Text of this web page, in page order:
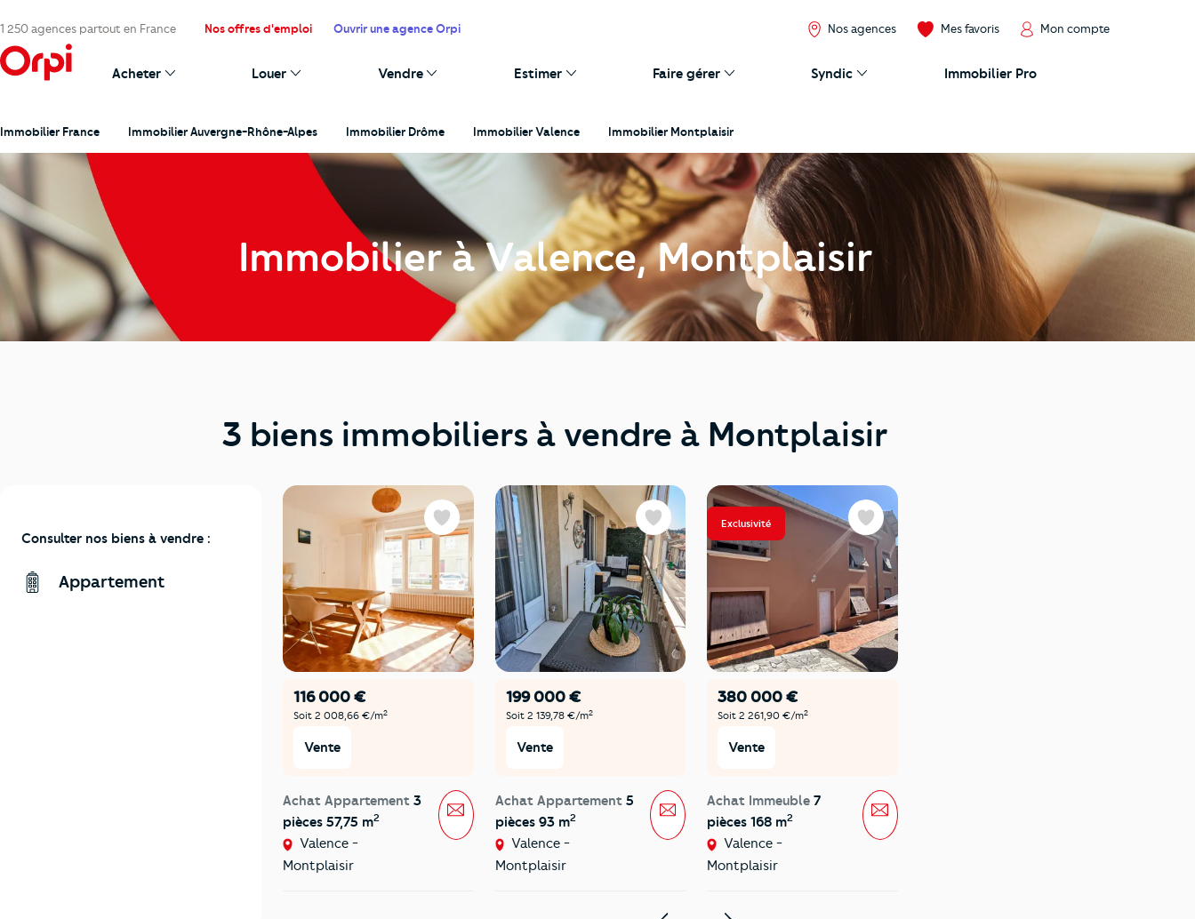
1 250 agences partout en France Nos offres d'emploi Ouvrir une agence Orpi Nos agences Mes favoris Mon compte
Acheter Louer Vendre Estimer Faire gérer Syndic Immobilier Pro
Immobilier France Immobilier Auvergne-Rhône-Alpes Immobilier Drôme Immobilier Valence Immobilier Montplaisir
Immobilier à Valence, Montplaisir
3 biens immobiliers à vendre à Montplaisir
Consulter nos biens à vendre :
Appartement
116 000 €
Soit 2 008,66 €/m2
Vente
Achat Appartement 3
pièces 57,75 m2
Valence -
Montplaisir
Favoris
Message
199 000 €
Soit 2 139,78 €/m2
Vente
Achat Appartement 5
pièces 93 m2
Valence -
Montplaisir
Favoris
Message
Exclusivité
380 000 €
Soit 2 261,90 €/m2
Vente
Achat Immeuble 7
pièces 168 m2
Valence -
Montplaisir
Favoris
Message